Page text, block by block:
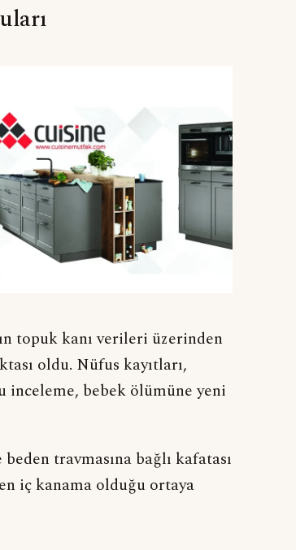
topuk kanı verileri üzerinden
oldu. Nüfus kayıtları,
inceleme, bebek ölümüne yeni
travmasına bağlı kafatası
iç kanama olduğu ortaya